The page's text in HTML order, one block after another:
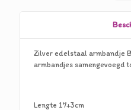
Zilver edelstaal armbandje
armbandjes samengevoegd
Lengte 17+3cm